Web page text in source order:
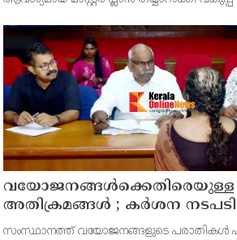
അറിയിച്ചു. ഡിപ്പോയ്ക്ക് നാല് ഏക്കറിൽ
സ്ഥലമുണ്ട്
വയോജനങ്ങൾക്കെതിരെയുള്ള
അതിക്രമങ്ങൾ ; കർശന നടപടി
സ്വീകരിക്കുമെന്ന് കമ്മീഷൻ
സംസ്ഥാനത്ത് വയോജനങ്ങളുടെ പരാതികൾ